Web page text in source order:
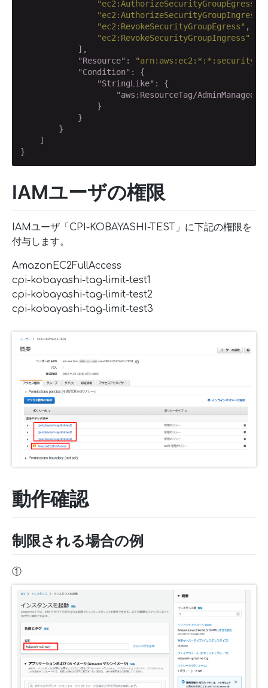
"ec2:AuthorizeSecurityGroupEgress"
"ec2:AuthorizeSecurityGroupIngress"
"ec2:RevokeSecurityGroupEgress" ,
"ec2:RevokeSecurityGroupIngress"
            ],
"Resource" :
"arn:aws:ec2:*:*:security-
"Condition" : {
"StringLike" : {
"aws:ResourceTag/AdminManaged"
                }
            }
        }
    ]
}
IAMユーザの権限
IAMユーザ「CPI-KOBAYASHI-TEST」に下記の権限を
付与します。
AmazonEC2FullAccess
cpi-kobayashi-tag-limit-test1
cpi-kobayashi-tag-limit-test2
cpi-kobayashi-tag-limit-test3
動作確認
制限される場合の例
①